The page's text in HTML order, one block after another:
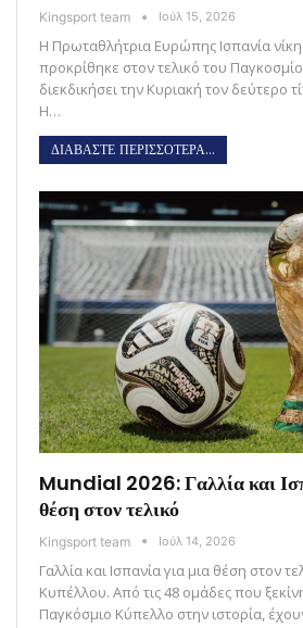
Kingsport team Ιούλ 15, 2026
Η Πρωταθλήτρια Ευρώπης Ισπανία
προκρίθηκε στον τελικό του
διεκδικήσει την Κυριακή τον δεύτερο
Η…
ΔΙΑΒΑΣΤΕ ΠΕΡΙΣΣΟΤΕΡΑ...
Mundial 2026: Γαλλία και
θέση στον τελικό
Kingsport team Ιούλ 14, 2026
Γαλλία και Ισπανία για μια θέση στον
Κυπέλλου. Από τις 48 ομάδες που
Παγκόσμιο Κύπελλο στην ιστορία,